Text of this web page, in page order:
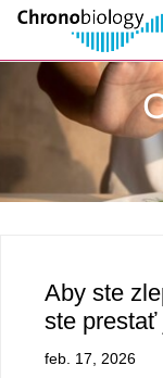
Aby ste
ste prestať
feb. 17, 2026